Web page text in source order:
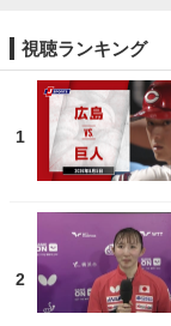
視聴ランキング
1
2